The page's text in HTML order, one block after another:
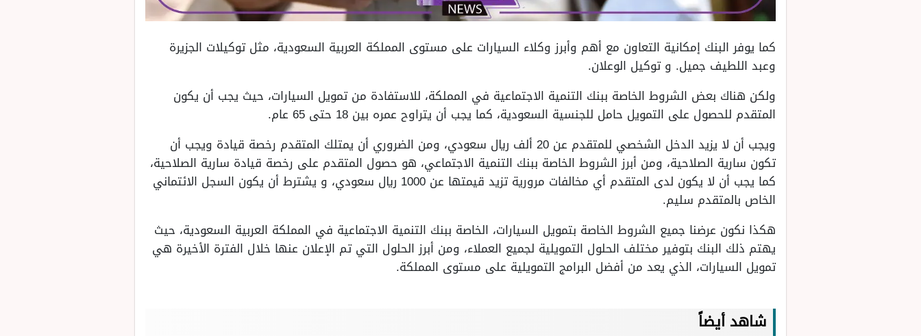
كما يوفر البنك إمكانية التعاون مع أهم وأبرز وكلاء السيارات على مستوى المملكة العربية السعودية، مثل توكيلات الجزيرة
وعبد اللطيف جميل. و توكيل الوعلان.
ولكن هناك بعض الشروط الخاصة ببنك التنمية الاجتماعية في المملكة، للاستفادة من تمويل السيارات، حيث يجب أن يكون
المتقدم للحصول على التمويل حامل للجنسية السعودية، كما يجب أن يتراوح عمره بين 18 حتى 65 عام.
ويجب أن لا يزيد الدخل الشخصي للمتقدم عن 20 ألف ريال سعودي، ومن الضروري أن يمتلك المتقدم رخصة قيادة ويجب أن
تكون سارية الصلاحية، ومن أبرز الشروط الخاصة ببنك التنمية الاجتماعي، هو حصول المتقدم على رخصة قيادة سارية الصلاحية،
كما يجب أن لا يكون لدى المتقدم أي مخالفات مرورية تزيد قيمتها عن 1000 ريال سعودي، و يشترط أن يكون السجل الائتماني
الخاص بالمتقدم سليم.
هكذا نكون عرضنا جميع الشروط الخاصة بتمويل السيارات، الخاصة ببنك التنمية الاجتماعية في المملكة العربية السعودية، حيث
يهتم ذلك البنك بتوفير مختلف الحلول التمويلية لجميع العملاء، ومن أبرز الحلول التي تم الإعلان عنها خلال الفترة الأخيرة هي
تمويل السيارات، الذي يعد من أفضل البرامج التمويلية على مستوى المملكة.
شاهد أيضاً